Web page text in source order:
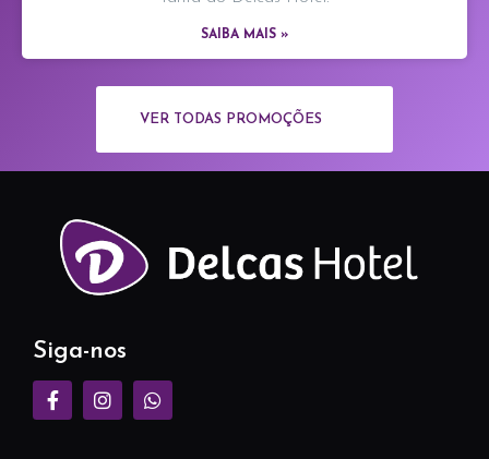
SAIBA MAIS »
VER TODAS PROMOÇÕES
Siga-nos